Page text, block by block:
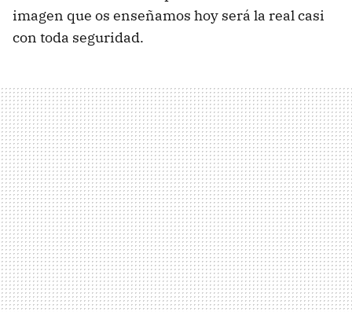
imagen que os enseñamos hoy será la real casi
con toda seguridad.